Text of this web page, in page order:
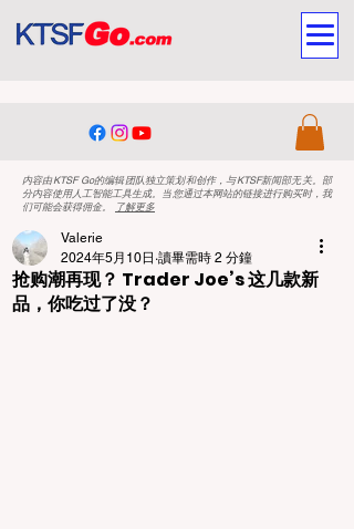
内容由KTSF Go的编辑团队独立策划和创作，与KTSF新闻部无关。部
分内容使用人工智能工具生成。当您通过本网站的链接进行购买时，我
们可能会获得佣金。
了解更多
抢购潮再现？ Trader Joe’s 这几款新
品，你吃过了没？
Valerie
2024年5月10日 讀畢需時 2 分鐘